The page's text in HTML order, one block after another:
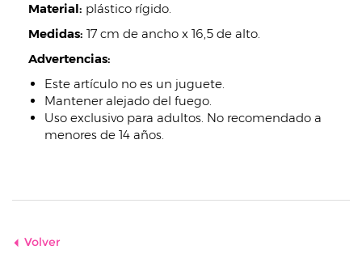
Material: plástico rígido.
Medidas: 17 cm de ancho x 16,5 de alto.
Advertencias:
Este artículo no es un juguete.
Mantener alejado del fuego.
Uso exclusivo para adultos. No recomendado a
menores de 14 años.
Volver